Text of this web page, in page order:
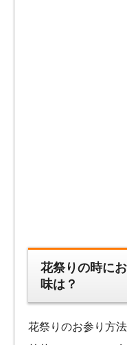
花祭りの時に
味は？
花祭りのお参り方